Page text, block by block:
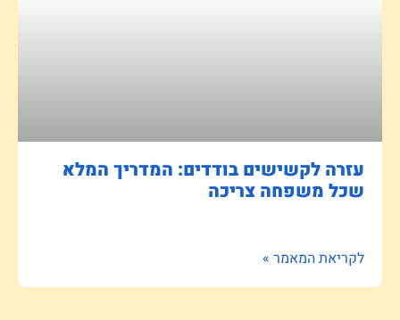
עזרה לקשישים בודדים: המדריך המלא
שכל משפחה צריכה
לקריאת המאמר »